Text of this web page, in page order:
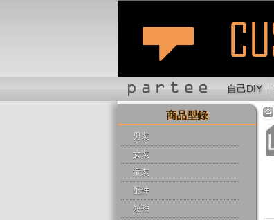
自己DIY
商品型錄
男裝
女裝
童裝
配件
短袖